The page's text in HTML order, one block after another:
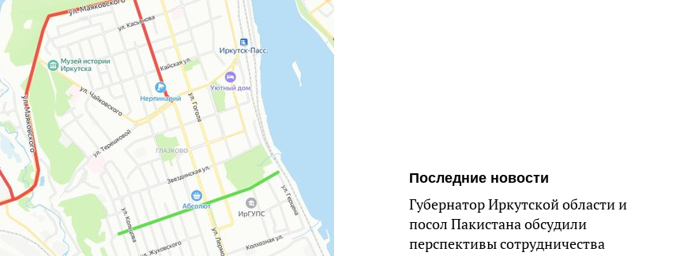
Последние новости
Губернатор Иркутской области и
посол Пакистана обсудили
перспективы сотрудничества